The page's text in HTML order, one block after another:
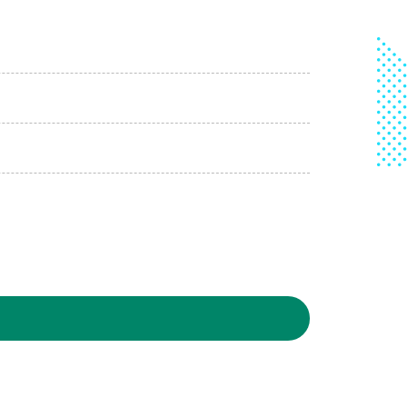
白海豚颱風休園 預計開始時間：2026年08月
11:18│台灣自來水公司